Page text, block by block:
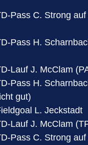
Pass C. Strong auf
Pass H.
Lauf J. McClam
Pass H.
gut)
L. Jeckstadt
Lauf J. McClam
Pass C. Strong auf